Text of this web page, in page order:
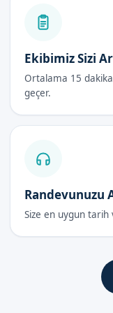
Bebek
hizmet kalitemizle
iletişime
Bebek
İlk 48 Saat
Bu süre zarfında,
önlemleri almak,
İyileşme Süreci
İyileşme süreci,
zarfında,
iyileşme sürecini
Ekibimiz Sizi
Ortalama 15
geçer.
Randevunuzu
Size en uygun